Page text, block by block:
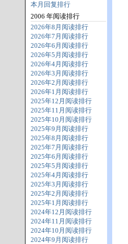
本月回复排行
2006 年阅读排行
2026年8月阅读排行
2026年7月阅读排行
2026年6月阅读排行
2026年5月阅读排行
2026年4月阅读排行
2026年3月阅读排行
2026年2月阅读排行
2026年1月阅读排行
2025年12月阅读排行
2025年11月阅读排行
2025年10月阅读排行
2025年9月阅读排行
2025年8月阅读排行
2025年7月阅读排行
2025年6月阅读排行
2025年5月阅读排行
2025年4月阅读排行
2025年3月阅读排行
2025年2月阅读排行
2025年1月阅读排行
2024年12月阅读排行
2024年11月阅读排行
2024年10月阅读排行
2024年9月阅读排行